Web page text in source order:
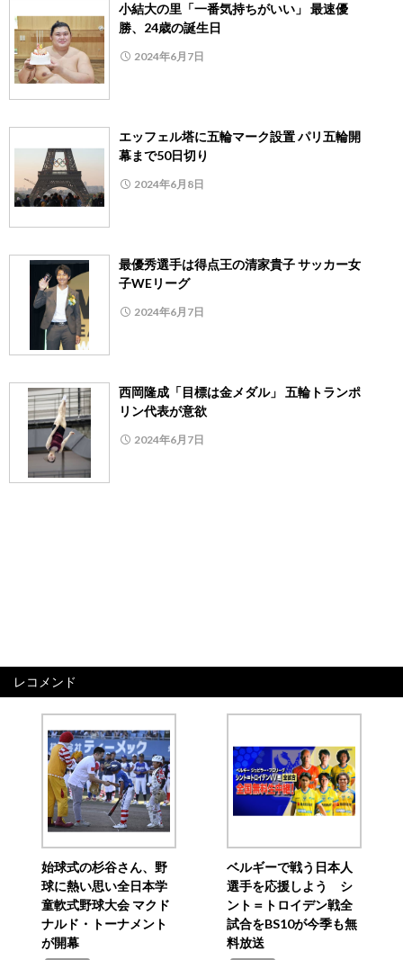
小結大の里「一番気持ちがいい」 最速優
勝、24歳の誕生日
2024年6月7日
エッフェル塔に五輪マーク設置 パリ五輪開
幕まで50日切り
2024年6月8日
最優秀選手は得点王の清家貴子 サッカー女
子WEリーグ
2024年6月7日
西岡隆成「目標は金メダル」 五輪トランポ
リン代表が意欲
2024年6月7日
レコメンド
始球式の杉谷さん、野
球に熱い思い全日本学
童軟式野球大会 マクド
ナルド・トーナメント
が開幕
ベルギーで戦う日本人
選手を応援しよう シ
ント＝トロイデン戦全
試合をBS10が今季も無
料放送